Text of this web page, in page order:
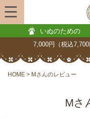
いぬのための
7,000円（税込
HOME Mさんのレビュー
Mさ